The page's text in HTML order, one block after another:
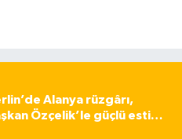
Alanya rüzgârı,
Özçelik’le güçlü esti…